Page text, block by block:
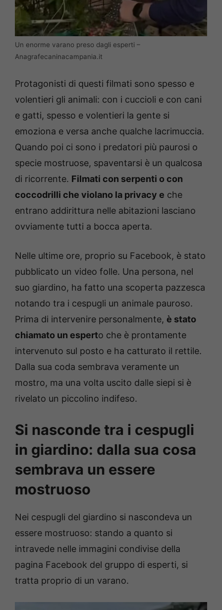
Un enorme varano preso dagli esperti –
Anagrafecaninacampania.it
Protagonisti di questi filmati sono spesso e
volentieri gli animali: con i cuccioli e con cani
e gatti, spesso e volentieri la gente si
emoziona e versa anche qualche lacrimuccia.
Quando poi ci sono i predatori più paurosi o
specie mostruose, spaventarsi è un qualcosa
di ricorrente. Filmati con serpenti o con
coccodrilli che violano la privacy e che
entrano addirittura nelle abitazioni lasciano
ovviamente tutti a bocca aperta.
Nelle ultime ore, proprio su Facebook, è stato
pubblicato un video folle. Una persona, nel
suo giardino, ha fatto una scoperta pazzesca
notando tra i cespugli un animale pauroso.
Prima di intervenire personalmente, è stato
chiamato un esperto che è prontamente
intervenuto sul posto e ha catturato il rettile.
Dalla sua coda sembrava veramente un
mostro, ma una volta uscito dalle siepi si è
rivelato un piccolino indifeso.
Si nasconde tra i cespugli
in giardino: dalla sua cosa
sembrava un essere
mostruoso
Nei cespugli del giardino si nascondeva un
essere mostruoso: stando a quanto si
intravede nelle immagini condivise della
pagina Facebook del gruppo di esperti, si
tratta proprio di un varano.